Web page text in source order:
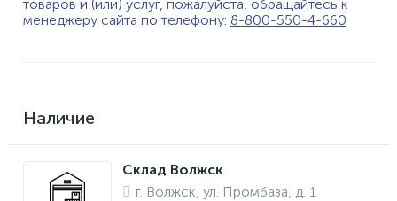
товаров и (или) услуг, пожалуйста, обращайтесь к
менеджеру сайта по телефону: 8-800-550-4-660
Наличие
Склад Волжск
г. Волжск, ул. Промбаза, д. 1